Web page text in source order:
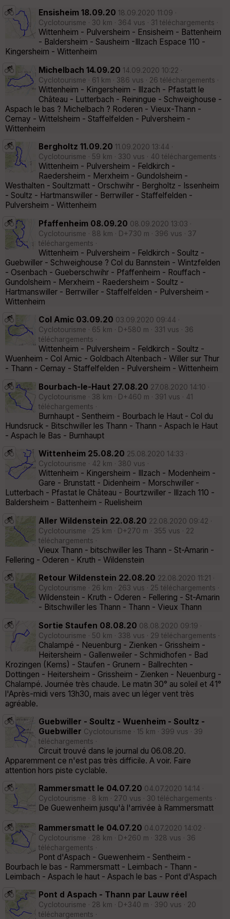
Ensisheim 18.09.20 18.09.2020 11:09 ·
Cyclotourisme · 30 km · 364 vus · 31 téléchargements ·
Wittenheim - Pulversheim - Ensisheim - Battenheim
- Baldersheim - Sausheim -Illzach Espace 110 -
Kingersheim - Wittenheim
Michelbach 14.09.20 14.09.2020 10:22 ·
Cyclotourisme · 61 km · 386 vus · 26 téléchargements ·
Wittenheim - Kingersheim - Illzach - Pfastatt le
Château - Lutterbach - Reiningue - Schweighouse -
Aspach le bas ? Michelbach ? Roderen - Vieux-Thann -
Cernay - Wittelsheim - Staffelfelden - Pulversheim -
Wittenheim
Bergholtz 11.09.20 11.09.2020 13:44 ·
Cyclotourisme · 59 km · 330 vus · 40 téléchargements ·
Wittenheim - Pulversheim - Feldkirch -
Raedersheim - Merxheim - Gundolsheim -
Westhalten - Soultzmatt - Orschwihr - Bergholtz - Issenheim
- Soultz - Hartmanswiller - Berrwiller - Staffelfelden -
Pulversheim - Wittenheim
Pfaffenheim 08.09.20 08.09.2020 13:03 ·
Cyclotourisme · 88 km · D+730 m · 396 vus · 37
téléchargements ·
Wittenheim - Pulversheim - Feldkirch - Soultz -
Guebwiller - Schweighouse ? Col du Bannstein - Wintzfelden
- Osenbach - Gueberschwihr - Pfaffenheim - Rouffach -
Gundolsheim - Merxheim - Raedersheim - Soultz -
Hartmanswiller - Berrwiller - Staffelfelden - Pulversheim -
Wittenheim
Col Amic 03.09.20 03.09.2020 09:44 ·
Cyclotourisme · 65 km · D+580 m · 331 vus · 36
téléchargements ·
Wittenheim - Pulversheim - Feldkirch - Soultz -
Wuenheim - Col Amic - Goldbach Altenbach - Willer sur Thur
- Thann - Cernay - Staffelfelden - Pulversheim - Wittenheim
Bourbach-le-Haut 27.08.20 27.08.2020 14:10 ·
Cyclotourisme · 38 km · D+460 m · 391 vus · 41
téléchargements ·
Burnhaupt - Sentheim - Bourbach le Haut - Col du
Hundsruck - Bitschwiller les Thann - Thann - Aspach le Haut
- Aspach le Bas - Burnhaupt
Wittenheim 25.08.20 25.08.2020 14:33 ·
Cyclotourisme · 42 km · 380 vus ·
Wittenheim - Kingersheim - Illzach - Modenheim -
Gare - Brunstatt - Didenheim - Morschwiller -
Lutterbach - Pfastat le Château - Bourtzwiller - Illzach 110 -
Baldersheim - Battenheim - Ruelisheim
Aller Wildenstein 22.08.20 22.08.2020 09:42 ·
Cyclotourisme · 25 km · D+270 m · 355 vus · 22
téléchargements ·
Vieux Thann - bitschwiller les Thann - St-Amarin -
Fellering - Oderen - Kruth - Wildenstein
Retour Wildenstein 22.08.20 22.08.2020 11:21 ·
Cyclotourisme · 26 km · 263 vus · 25 téléchargements ·
Wildenstein - Kruth - Oderen - Fellering - St-Amarin
- Bitschwiller les Thann - Thann - Vieux Thann
Sortie Staufen 08.08.20 08.08.2020 09:19 ·
Cyclotourisme · 50 km · 338 vus · 29 téléchargements ·
Chalampé - Neuenburg - Zienken - Grissheim -
Heitersheim - Gallenweiler - Schmidhofen - Bad
Krozingen (Kems) - Staufen - Grunern - Ballrechten -
Dottingen - Heitersheim - Grissheim - Zienken - Neuenburg -
Chalampé. Journée très chaude. Le matin 30° au soleil et 41°
l'Après-midi vers 13h30, mais avec un léger vent très
agréable.
Guebwiller - Soultz - Wuenheim - Soultz -
Guebwiller Cyclotourisme · 15 km · 399 vus · 39
téléchargements ·
Circuit trouvé dans le journal du 06.08.20.
Apparemment ce n'est pas très difficile. A voir. Faire
attention hors piste cyclable.
Rammersmatt le 04.07.20 04.07.2020 14:14 ·
Cyclotourisme · 8 km · 270 vus · 30 téléchargements ·
De Guewenheim jusqu'à l'arrivée à Rammersmatt
Rammersmatt le 04.07.20 04.07.2020 14:02 ·
Cyclotourisme · 28 km · D+260 m · 328 vus · 36
téléchargements ·
Pont d'Aspach - Guewenheim - Sentheim -
Bourbach le bas - Rammersmatt - Leimbach - Thann -
Leimbach - Aspach le haut - Aspach le bas - Pont d'Aspach
Pont d Aspach - Thann par Lauw réel
Cyclotourisme · 28 km · D+340 m · 390 vus · 20
téléchargements ·